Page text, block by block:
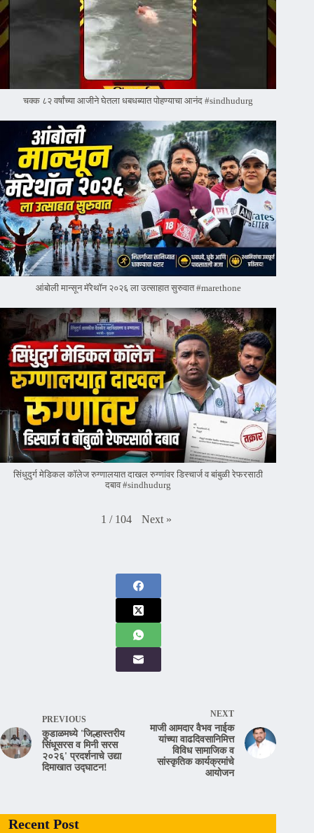
चक्क ८२ वर्षांच्या आजीने घेतला धबधब्यात पोहण्याचा आनंद #sindhudurg
आंबोली मान्सून मॅरेथॉन २०२६ ला उत्साहात सुरुवात #marethone
सिंधुदुर्ग मेडिकल कॉलेज रुग्णालयात दाखल रुग्णांवर डिस्चार्ज व बांबुळी रेफरसाठी
दबाव #sindhudurg
1 / 104 Next »
PREVIOUS
कुडाळमध्ये 'जिल्हास्तरीय
सिंधूसरस व मिनी सरस
२०२६' प्रदर्शनाचे उद्या
दिमाखात उद्घाटन!
NEXT
माजी आमदार वैभव नाईक
यांच्या वाढदिवसानिमित्त
विविध सामाजिक व
सांस्कृतिक कार्यक्रमांचे
आयोजन
Recent Post